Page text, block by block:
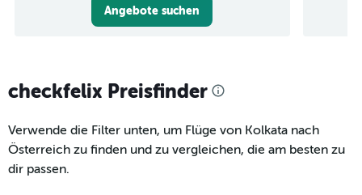
Angebote suchen
checkfelix Preisfinder
Verwende die Filter unten, um Flüge von Kolkata nach
Österreich zu finden und zu vergleichen, die am besten zu
dir passen.